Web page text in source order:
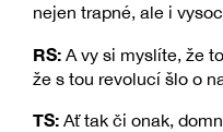
nejen trapné, ale i
RS: A vy si myslíte, že
že s tou revolucí šlo o
TS: Ať tak či onak,